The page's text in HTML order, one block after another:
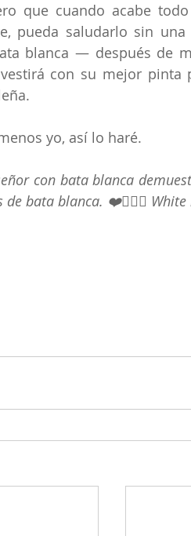
que cuando acabe
pueda saludarlo sin
blanca — después de
con su mejor pinta
yo, así lo haré.
con bata blanca
bata blanca. ❤️👨🏻‍⚕️